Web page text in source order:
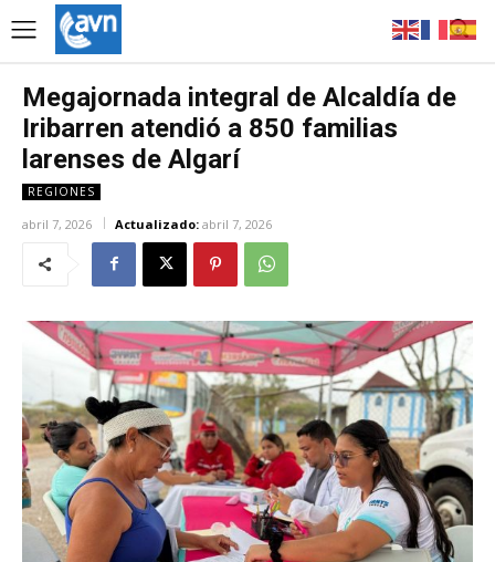
Megajornada integral de Alcaldía de
Iribarren atendió a 850 familias
larenses de Algarí
REGIONES
abril 7, 2026 Actualizado: abril 7, 2026